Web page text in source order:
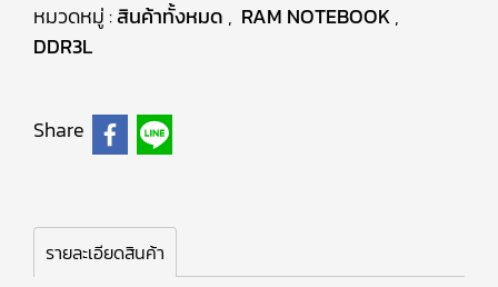
หมวดหมู่ :สินค้าทั้งหมด , RAM NOTEBOOK,
DDR3L
Share
รายละเอียดสินค้า